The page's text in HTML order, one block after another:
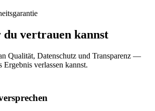
vertrauen kannst
Qualität, Datenschutz und Transparenz —
Ergebnis verlassen kannst.